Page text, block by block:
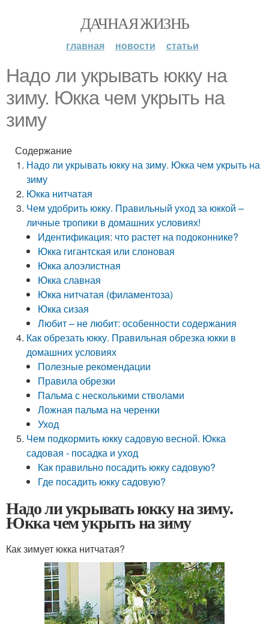
ДАЧНАЯ ЖИЗНЬ
главная новости статьи
Надо ли укрывать юкку на
зиму. Юкка чем укрыть на
зиму
Содержание
Надо ли укрывать юкку на зиму. Юкка чем укрыть на
зиму
Юкка нитчатая
Чем удобрить юкку. Правильный уход за юккой –
личные тропики в домашних условиях!
Идентификация: что растет на подоконнике?
Юкка гигантская или слоновая
Юкка алоэлистная
Юкка славная
Юкка нитчатая (филаментоза)
Юкка сизая
Любит – не любит: особенности содержания
Как обрезать юкку. Правильная обрезка юкки в
домашних условиях
Полезные рекомендации
Правила обрезки
Пальма с несколькими стволами
Ложная пальма на черенки
Уход
Чем подкормить юкку садовую весной. Юкка
садовая - посадка и уход
Как правильно посадить юкку садовую?
Где посадить юкку садовую?
Надо ли укрывать юкку на зиму.
Юкка чем укрыть на зиму
Как зимует юкка нитчатая?